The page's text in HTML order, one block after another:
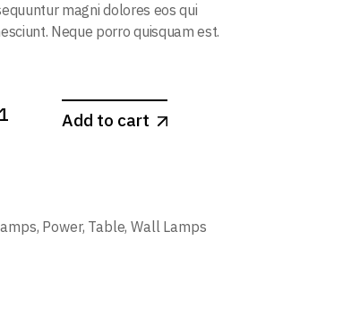
magni dolores eos qui
Neque porro quisquam est.
Add to cart
, Power, Table,Wall Lamps